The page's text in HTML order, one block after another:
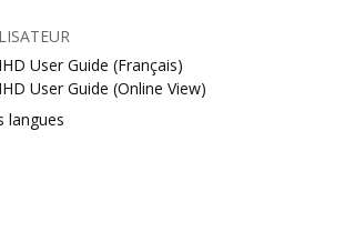
User Guide (Français)
User Guide (Online View)
langues